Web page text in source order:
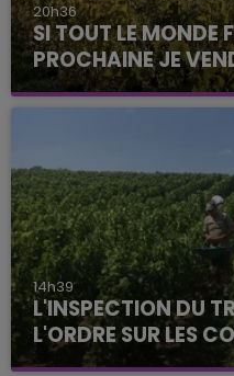
20h36
SI TOUT LE MONDE
PROCHAINE JE
La vendange en
août dans la
14h39
L'INSPECTION DU
L'ORDRE SUR LES
Alors que les dates de